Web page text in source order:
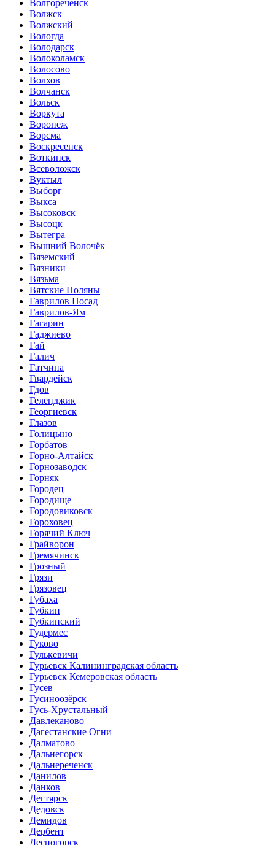
Волгореченск
Волжск
Волжский
Вологда
Володарск
Волоколамск
Волосово
Волхов
Волчанск
Вольск
Воркута
Воронеж
Ворсма
Воскресенск
Воткинск
Всеволожск
Вуктыл
Выборг
Выкса
Высоковск
Высоцк
Вытегра
Вышний Волочёк
Вяземский
Вязники
Вязьма
Вятские Поляны
Гаврилов Посад
Гаврилов-Ям
Гагарин
Гаджиево
Гай
Галич
Гатчина
Гвардейск
Гдов
Геленджик
Георгиевск
Глазов
Голицыно
Горбатов
Горно-Алтайск
Горнозаводск
Горняк
Городец
Городище
Городовиковск
Гороховец
Горячий Ключ
Грайворон
Гремячинск
Грозный
Грязи
Грязовец
Губаха
Губкин
Губкинский
Гудермес
Гуково
Гулькевичи
Гурьевск Калининградская область
Гурьевск Кемеровская область
Гусев
Гусиноозёрск
Гусь-Хрустальный
Давлеканово
Дагестанские Огни
Далматово
Дальнегорск
Дальнереченск
Данилов
Данков
Дегтярск
Дедовск
Демидов
Дербент
Десногорск